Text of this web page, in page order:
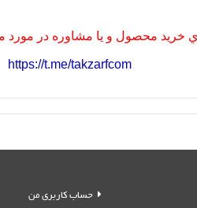
خريد محصول و يا مشاوره در مورد
https://t.me/takzarfcom
حساب کاربری من